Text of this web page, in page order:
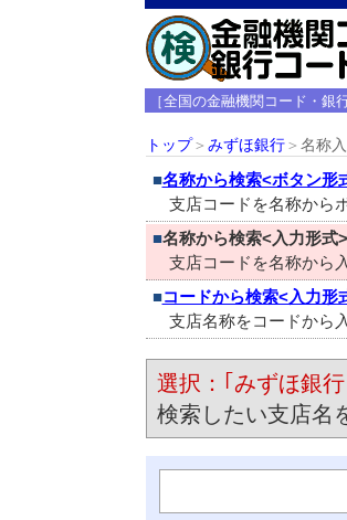
［全国の金融機関コード・銀
トップ＞ みずほ銀行＞ 名称
■名称から検索<ボタン形
支店コードを名称から
■名称から検索<入力形式>
支店コードを名称から
■コードから検索<入力形
支店名称をコードから
選択：｢みずほ銀
検索したい支店名